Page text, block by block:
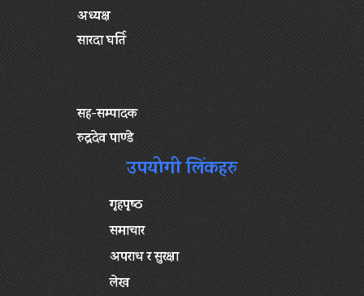
अध्यक्ष
सारदा घर्ति
सह-सम्पादक
रुद्रदेव पाण्डे
उपयोगी लिंकहरु
गृहपृष्‍ठ
समाचार
अपराध र सुरक्षा
लेख